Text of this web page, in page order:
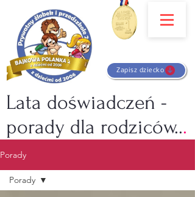
Zapisz dziecko
Lata doświadczeń -
porady dla rodziców...
Porady
Porady